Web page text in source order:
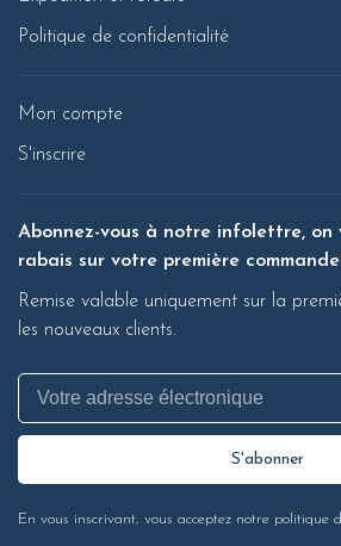
Politique de confidentialité
Mon compte
S'inscrire
Abonnez-vous à notre infolettre, on
rabais sur votre première
Remise valable uniquement sur la
les nouveaux clients.
S'abonner
En vous inscrivant, vous acceptez notre politique